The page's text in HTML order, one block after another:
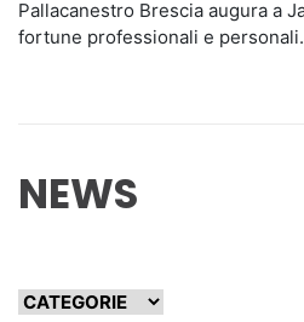
Pallacanestro Brescia augura a
fortune professionali e personali.
NEWS